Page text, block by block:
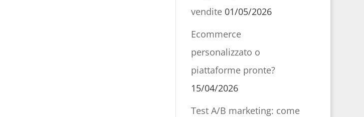
vendite 01/05/2026
Ecommerce
personalizzato o
piattaforme pronte?
15/04/2026
Test A/B marketing: come